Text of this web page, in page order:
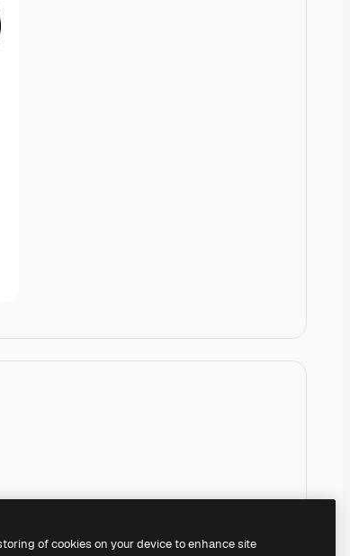
of cookies on your device to enhance site